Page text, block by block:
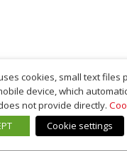
cookies, small text files
device, which
not provide directly.
Cookie settings